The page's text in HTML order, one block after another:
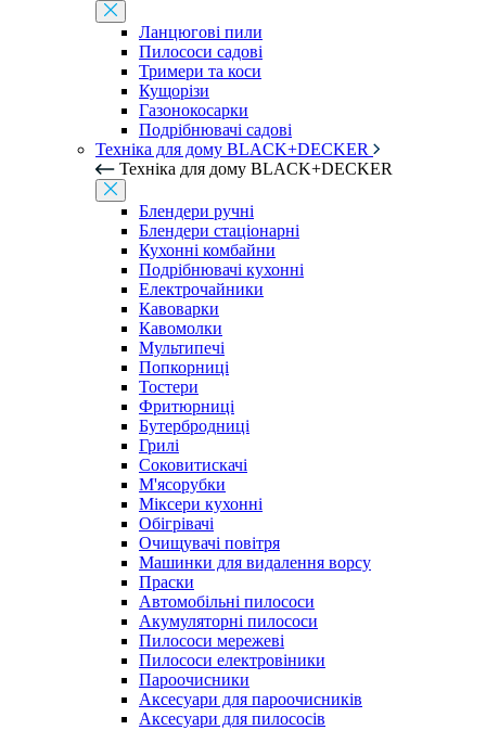
Ланцюгові пили
Пилососи садові
Тримери та коси
Кущорізи
Газонокосарки
Подрібнювачі садові
Техніка для дому BLACK+DECKER
Техніка для дому BLACK+DECKER
Блендери ручні
Блендери стаціонарні
Кухонні комбайни
Подрібнювачі кухонні
Електрочайники
Кавоварки
Кавомолки
Мультипечі
Попкорниці
Тостери
Фритюрниці
Бутербродниці
Грилі
Соковитискачі
М'ясорубки
Міксери кухонні
Обігрівачі
Очищувачі повітря
Машинки для видалення ворсу
Праски
Автомобільні пилососи
Акумуляторні пилососи
Пилососи мережеві
Пилососи електровіники
Пароочисники
Аксесуари для пароочисників
Аксесуари для пилососів